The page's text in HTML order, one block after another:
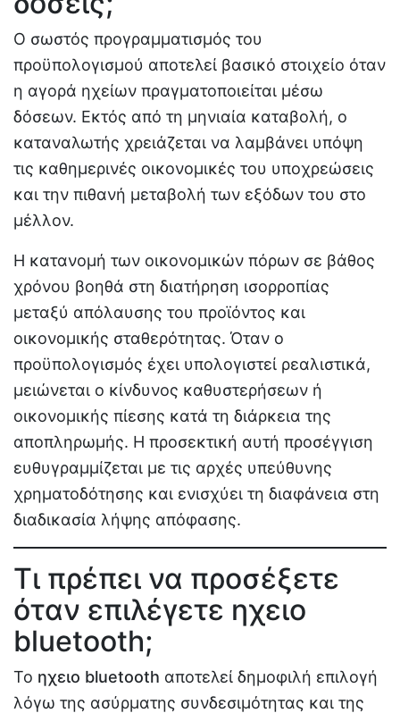
Ο σωστός προγραμματισμός του
προϋπολογισμού αποτελεί βασικό στοιχείο όταν
η αγορά ηχείων πραγματοποιείται μέσω
δόσεων. Εκτός από τη μηνιαία καταβολή, ο
καταναλωτής χρειάζεται να λαμβάνει υπόψη
τις καθημερινές οικονομικές του υποχρεώσεις
και την πιθανή μεταβολή των εξόδων του στο
μέλλον.
Η κατανομή των οικονομικών πόρων σε βάθος
χρόνου βοηθά στη διατήρηση ισορροπίας
μεταξύ απόλαυσης του προϊόντος και
οικονομικής σταθερότητας. Όταν ο
προϋπολογισμός έχει υπολογιστεί ρεαλιστικά,
μειώνεται ο κίνδυνος καθυστερήσεων ή
οικονομικής πίεσης κατά τη διάρκεια της
αποπληρωμής. Η προσεκτική αυτή προσέγγιση
ευθυγραμμίζεται με τις αρχές υπεύθυνης
χρηματοδότησης και ενισχύει τη διαφάνεια στη
διαδικασία λήψης απόφασης.
Τι πρέπει να προσέξετε
όταν επιλέγετε ηχειο
bluetooth;
Το ηχειο bluetooth αποτελεί δημοφιλή επιλογή
λόγω της ασύρματης συνδεσιμότητας και της